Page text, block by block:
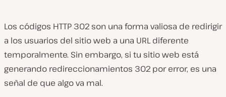
Los códigos HTTP 302 son una forma valiosa de redirigir
a los usuarios del sitio web a una URL diferente
temporalmente. Sin embargo, si tu sitio web está
generando redireccionamientos 302 por error, es una
señal de que algo va mal.